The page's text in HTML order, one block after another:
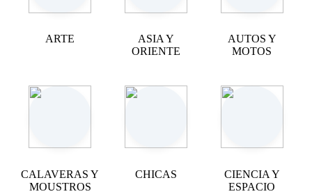
ARTE
ASIA Y
ORIENTE
AUTOS Y
MOTOS
CALAVERAS Y
MOUSTROS
CHICAS
CIENCIA Y
ESPACIO